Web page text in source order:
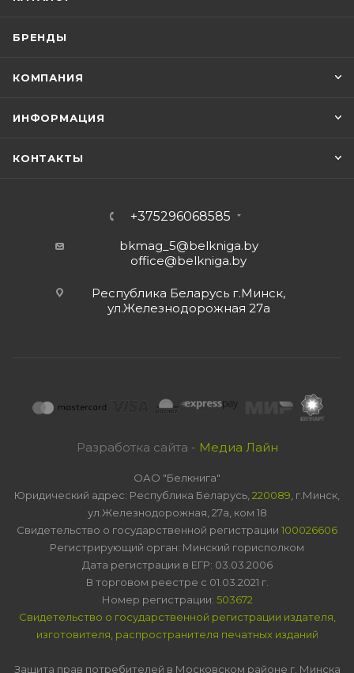
БРЕНДЫ
КОМПАНИЯ
ИНФОРМАЦИЯ
КОНТАКТЫ
+375296068585
bkmag_5@belkniga.by
office@belkniga.by
Республика Беларусь г.Минск,
ул.Железнодорожная 27а
Разработка сайта - Медиа Лайн
ОАО "Белкнига"
Юридический адрес: Республика Беларусь, 220089 , г.Минск,
ул.Железнодорожная, 27а, ком 18
Свидетельство о государственной регистрации 100026606
Регистрирующий орган: Минский горисполком
Дата регистрации в ЕГР: 03.03.2006
В торговом реестре с 01.03.2021 г.
Номер регистрации: 503672
Свидетельство о государственной регистрации издателя,
изготовителя, распространителя печатных изданий
Защита прав потребителей в Московском районе г. Минска